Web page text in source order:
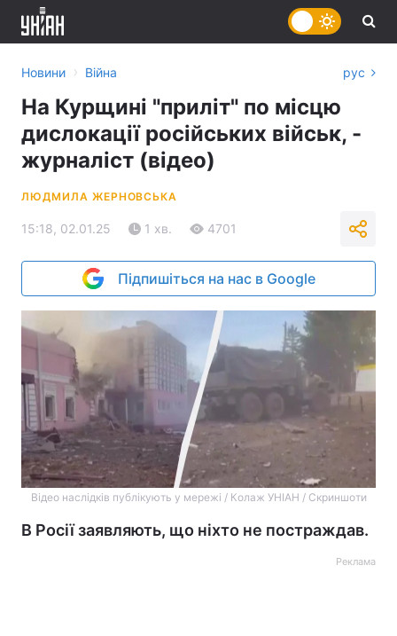
Новини › Війна рус
На Курщині "приліт" по місцю
дислокації російських військ, -
журналіст (відео)
ЛЮДМИЛА ЖЕРНОВСЬКА
15:18, 02.01.25 1 хв. 4701
Підпишіться на нас в Google
Відео наслідків публікують у мережі / Колаж УНІАН / Скриншоти
В Росії заявляють, що ніхто не постраждав.
Реклама